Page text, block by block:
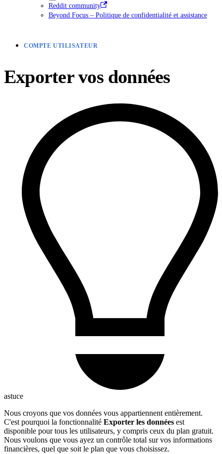
Reddit community
Beyond Focus – Politique de confidentialité et assistance
COMPTE UTILISATEUR
Exporter vos données
astuce
Nous croyons que vos données vous appartiennent entièrement.
C'est pourquoi la fonctionnalité Exporter les données est
disponible pour tous les utilisateurs, y compris ceux du plan gratuit.
Nous voulons que vous ayez un contrôle total sur vos informations
financières, quel que soit le plan que vous choisissez.